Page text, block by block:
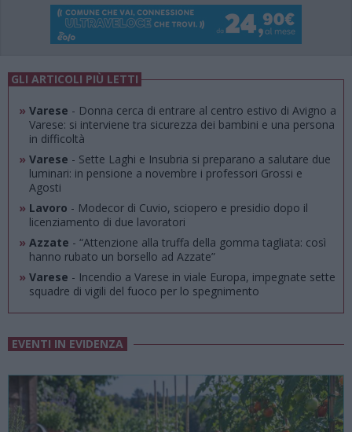
GLI ARTICOLI PIÙ LETTI
» Varese - Donna cerca di entrare al centro estivo di Avigno a
Varese: si interviene tra sicurezza dei bambini e una persona
in difficoltà
» Varese - Sette Laghi e Insubria si preparano a salutare due
luminari: in pensione a novembre i professori Grossi e
Agosti
» Lavoro - Modecor di Cuvio, sciopero e presidio dopo il
licenziamento di due lavoratori
» Azzate - “Attenzione alla truffa della gomma tagliata: così
hanno rubato un borsello ad Azzate”
» Varese - Incendio a Varese in viale Europa, impegnate sette
squadre di vigili del fuoco per lo spegnimento
EVENTI IN EVIDENZA